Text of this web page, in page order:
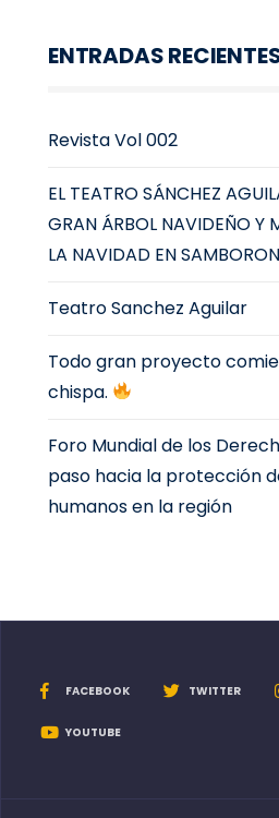
ENTRADAS
Revista Vol 002
EL TEATRO SÁNCHEZ
GRAN ÁRBOL NAVIDEÑO Y
LA NAVIDAD EN
Teatro Sanchez Aguilar
Todo gran proyecto
chispa.
Foro Mundial de los
paso hacia la protección
humanos en la región
FACEBOOK TWITTER
YOUTUBE